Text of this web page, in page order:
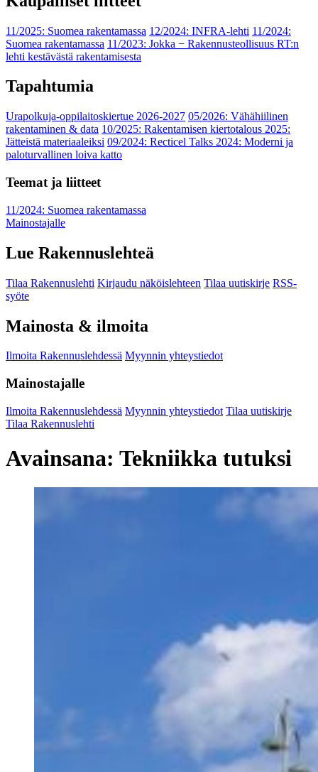
11/2025: Suomea rakentamassa 12/2024: INFRA-lehti 11/2024:
Suomea rakentamassa 11/2023: Jokka − Rakennusteollisuus RT:n
lehti kestävästä rakentamisesta
Tapahtumia
Urapolkuja-oppilaitoskiertue 2026-2027 05/2026: Vähähiilinen
rakentaminen & data 10/2025: Rakentamisen kiertotalous 2025:
Jätteistä materiaaleiksi 09/2024: Recticel Talks 2024: Moderni ja
paloturvallinen loiva katto
Teemat ja liitteet
11/2024: Suomea rakentamassa
Mainostajalle
Lue Rakennuslehteä
Tilaa Rakennuslehti Kirjaudu näköislehteen Tilaa uutiskirje RSS-
syöte
Mainosta & ilmoita
Ilmoita Rakennuslehdessä Myynnin yhteystiedot
Mainostajalle
Ilmoita Rakennuslehdessä Myynnin yhteystiedot Tilaa uutiskirje
Tilaa Rakennuslehti
Avainsana: Tekniikka tutuksi